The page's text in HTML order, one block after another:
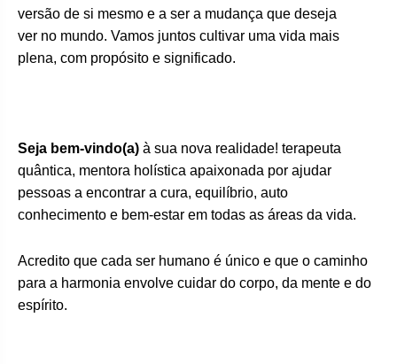
versão de si mesmo e a ser a mudança que deseja
ver no mundo. Vamos juntos cultivar uma vida mais
plena, com propósito e significado.
Seja bem-vindo(a) à sua nova realidade! terapeuta
quântica, mentora holística apaixonada por ajudar
pessoas a encontrar a cura, equilíbrio, auto
conhecimento e bem-estar em todas as áreas da vida.
Acredito que cada ser humano é único e que o caminho
para a harmonia envolve cuidar do corpo, da mente e do
espírito.